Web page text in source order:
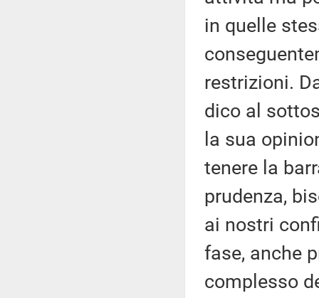
in quelle
restrizioni.
dico al
la sua
tenere la
prudenza,
ai nostri
fase, anche
complesso